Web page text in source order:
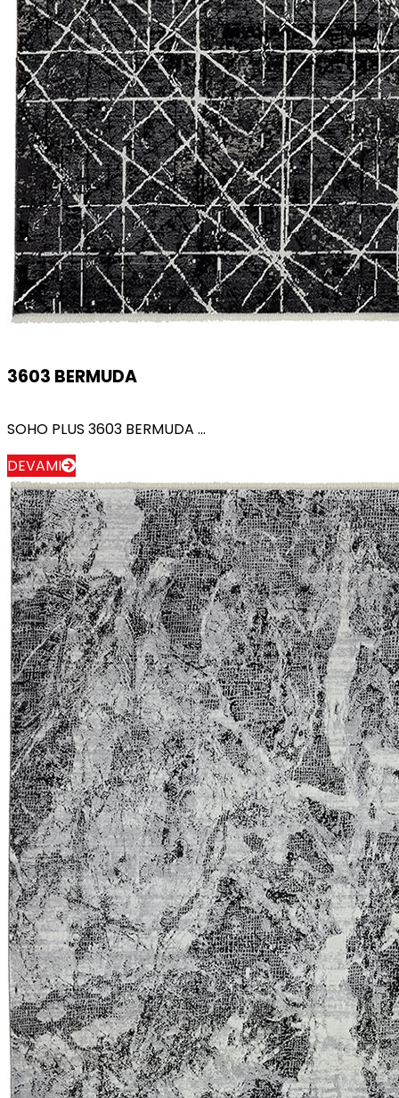
3603 BERMUDA
SOHO PLUS 3603 BERMUDA ...
DEVAMI